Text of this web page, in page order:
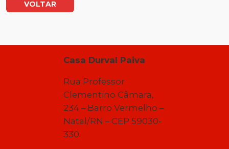
VOLTAR
Casa Durval Paiva
Rua Professor
Clementino Câmara,
234 – Barro Vermelho –
Natal/RN – CEP 59030-
330